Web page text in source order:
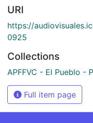
URI
https://
0925
Collections
APFFVC - El Pueblo -
Full item page